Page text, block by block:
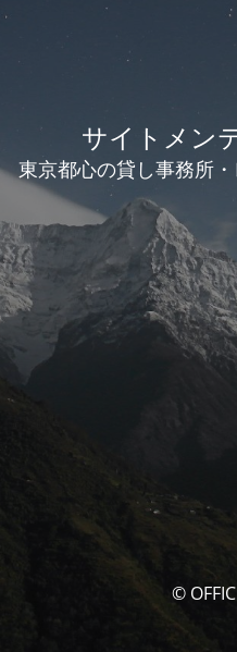
サイトメン
東京都心の貸し事務所
©